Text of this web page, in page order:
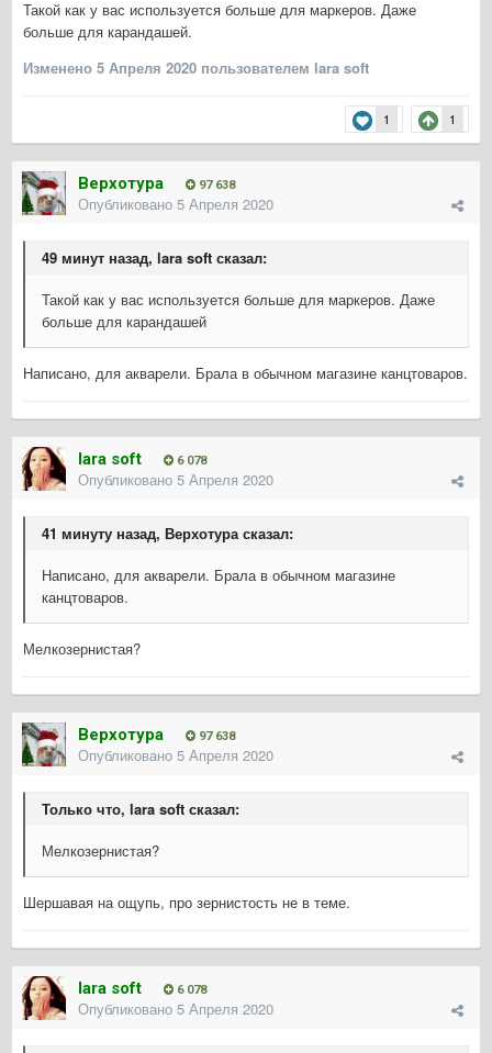
Такой как у вас используется больше для маркеров. Даже
больше для карандашей.
Изменено 5 Апреля 2020 пользователем lara soft
1 1
Верхотура 97 638
Опубликовано 5 Апреля 2020
49 минут назад, lara soft сказал:
Такой как у вас используется больше для маркеров. Даже
больше для карандашей
Написано, для акварели. Брала в обычном магазине канцтоваров.
lara soft 6 078
Опубликовано 5 Апреля 2020
41 минуту назад, Верхотура сказал:
Написано, для акварели. Брала в обычном магазине
канцтоваров.
Мелкозернистая?
Верхотура 97 638
Опубликовано 5 Апреля 2020
Только что, lara soft сказал:
Мелкозернистая?
Шершавая на ощупь, про зернистость не в теме.
lara soft 6 078
Опубликовано 5 Апреля 2020